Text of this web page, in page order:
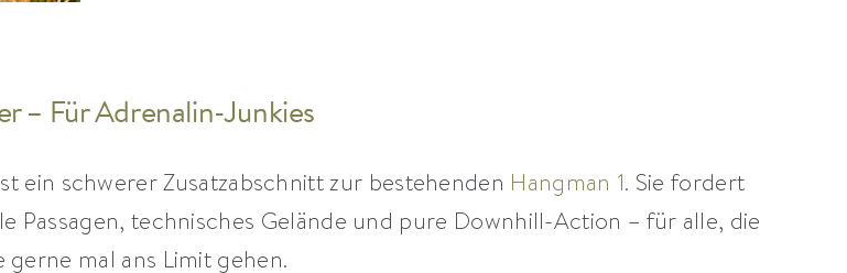
– Für Adrenalin-Junkies
ein schwerer Zusatzabschnitt zur bestehenden Hangman 1. Sie fordert
Passagen, technisches Gelände und pure Downhill-Action – für alle, die
gerne mal ans Limit gehen.